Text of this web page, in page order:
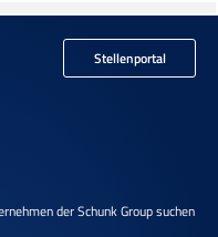
Stellenportal
der Schunk Group suchen